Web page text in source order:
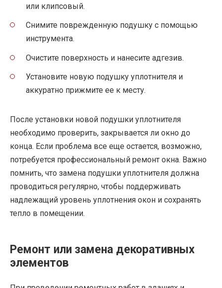
или клипсовый.
Снимите поврежденную подушку с помощью
инструмента.
Очистите поверхность и нанесите адгезив.
Установите новую подушку уплотнителя и
аккуратно прижмите ее к месту.
После установки новой подушки уплотнителя
необходимо проверить, закрывается ли окно до
конца. Если проблема все еще остается, возможно,
потребуется профессиональный ремонт окна. Важно
помнить, что замена подушки уплотнителя должна
проводиться регулярно, чтобы поддерживать
надлежащий уровень уплотнения окон и сохранять
тепло в помещении.
Ремонт или замена декоративных
элементов